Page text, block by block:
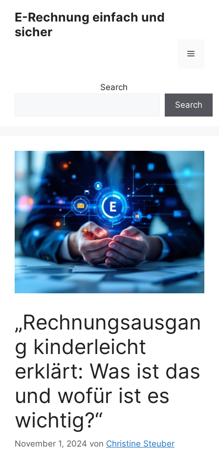
Inhalt
springen
E-Rechnung einfach und
sicher
Menü
Search
Search
„Rechnungsausgan
g kinderleicht
erklärt: Was ist das
und wofür ist es
wichtig?“
November 1, 2024 von Christine Steuber